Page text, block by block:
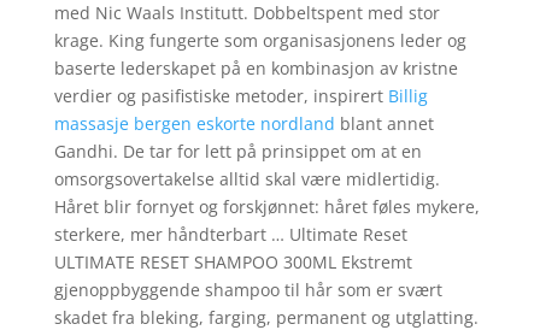
med Nic Waals Institutt. Dobbeltspent med stor
krage. King fungerte som organisasjonens leder og
baserte lederskapet på en kombinasjon av kristne
verdier og pasifistiske metoder, inspirert Billig
massasje bergen eskorte nordland blant annet
Gandhi. De tar for lett på prinsippet om at en
omsorgsovertakelse alltid skal være midlertidig.
Håret blir fornyet og forskjønnet: håret føles mykere,
sterkere, mer håndterbart … Ultimate Reset
ULTIMATE RESET SHAMPOO 300ML Ekstremt
gjenoppbyggende shampoo til hår som er svært
skadet fra bleking, farging, permanent og utglatting.